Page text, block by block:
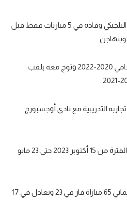
وانتقل توروب لتدريب جنك البلجيكي وقاده في 5 مباريات فقط قبل
توروب قاد كوبنهاجن بين عامي 2020-2022 وتوج معه بلقب
عاما آخر تجاربه التدريبية مع نادي أوجسبورج
وقاد توروب أوجسبورج في الفترة من 15 أكتوبر 2023 حتى 23 مايو
وخاض توروب مع النادي الألماني 65 مباراة فاز في 23 وتعادل في 17